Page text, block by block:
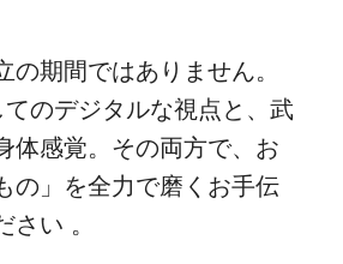
の期間ではありません。
のデジタルな視点と、武
体感覚。その両方で、お
の」を全力で磨くお手伝
さい 。